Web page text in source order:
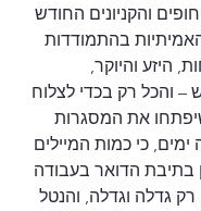
והקניונים החודש
בהתמודדות
היזע והיוקר,
– והכל רק בכדי לצלוח
את המסגרות
ימים, כי כמות המיילים
בתיבת הדואר בעבודה
גדלה וגדלה, והנטל